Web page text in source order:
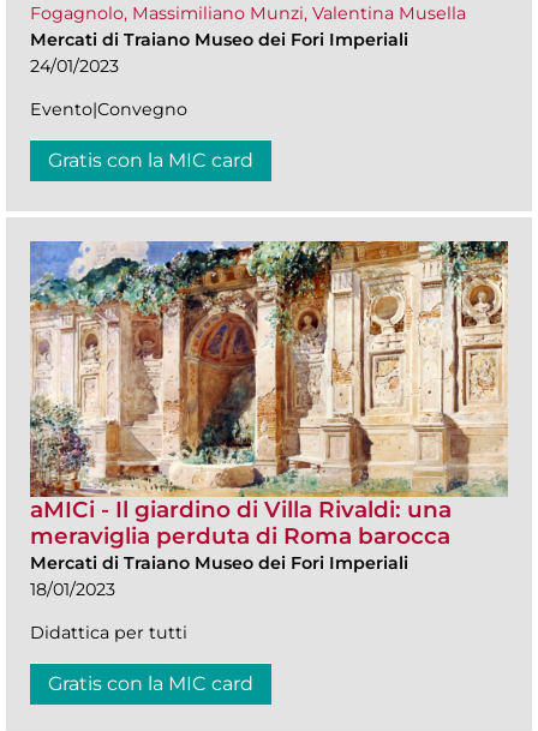
Fogagnolo, Massimiliano Munzi, Valentina Musella
Mercati di Traiano Museo dei Fori Imperiali
24/01/2023
Evento|Convegno
Gratis con la MIC card
aMICi - Il giardino di Villa Rivaldi: una
meraviglia perduta di Roma barocca
Mercati di Traiano Museo dei Fori Imperiali
18/01/2023
Didattica per tutti
Gratis con la MIC card